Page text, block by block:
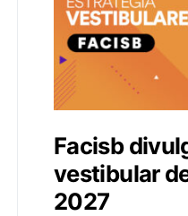
Facisb
vestibular
2027